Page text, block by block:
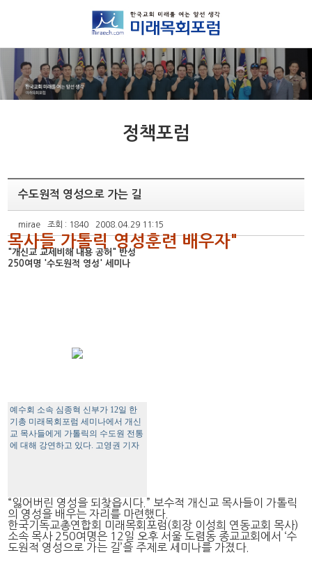
정책포럼
수도원적 영성으로 가는 길
mirae 조회 : 1840 2008.04.29 11:15
목사들 가톨릭 영성훈련 배우자"
"개신교 교세비해 내용 공허" 반성
250여명 '수도원적 영성' 세미나
예수회 소속 심종혁 신부가 12일 한
기총 미래목회포럼 세미나에서 개신
교 목사들에게 가톨릭의 수도원 전통
에 대해 강연하고 있다. 고영권 기자
“잃어버린 영성을 되찾읍시다.” 보수적 개신교 목사들이 가톨릭
의 영성을 배우는 자리를 마련했다.
한국기독교총연합회 미래목회포럼(회장 이성희 연동교회 목사)
소속 목사 250여명은 12일 오후 서울 도렴동 종교교회에서 ‘수
도원적 영성으로 가는 길’을 주제로 세미나를 가졌다.